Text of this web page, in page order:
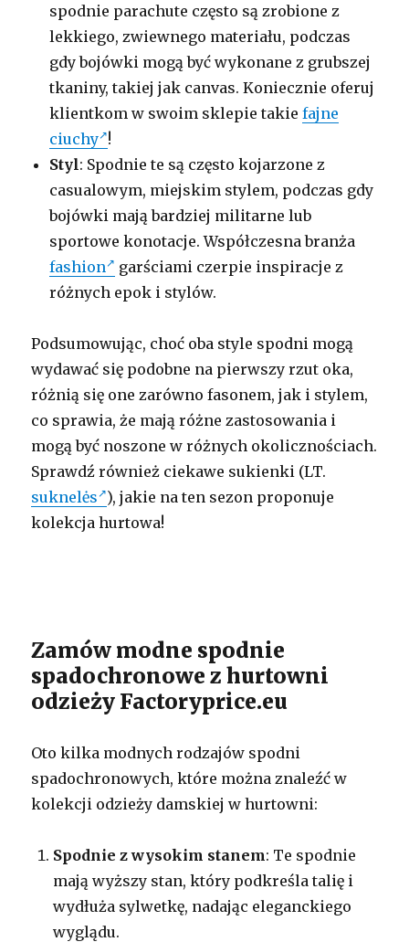
spodnie parachute często są zrobione z
lekkiego, zwiewnego materiału, podczas
gdy bojówki mogą być wykonane z grubszej
tkaniny, takiej jak canvas. Koniecznie oferuj
klientkom w swoim sklepie takiefajne
ciuchy !
Styl: Spodnie te są często kojarzone z
casualowym, miejskim stylem, podczas gdy
bojówki mają bardziej militarne lub
sportowe konotacje. Współczesna branża
fashion
garściami czerpie inspiracje z
różnych epok i stylów.
Podsumowując, choć oba style spodni mogą
wydawać się podobne na pierwszy rzut oka,
różnią się one zarówno fasonem, jak i stylem,
co sprawia, że mają różne zastosowania i
mogą być noszone w różnych okolicznościach.
Sprawdź również ciekawe sukienki (LT.
suknelės ), jakie na ten sezon proponuje
kolekcja hurtowa!
Zamów modne spodnie
spadochronowe z hurtowni
odzieży Factoryprice.eu
Oto kilka modnych rodzajów spodni
spadochronowych, które można znaleźć w
kolekcji odzieży damskiej w hurtowni:
Spodnie z wysokim stanem: Te spodnie
mają wyższy stan, który podkreśla talię i
wydłuża sylwetkę, nadając eleganckiego
wyglądu.